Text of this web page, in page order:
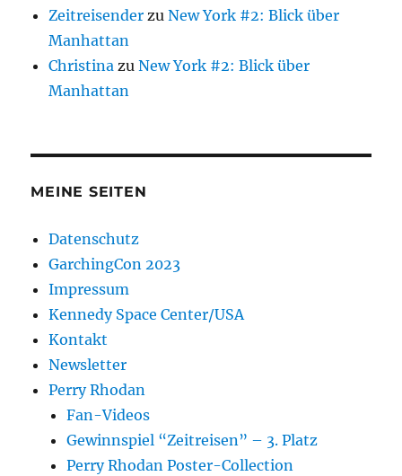
Zeitreisender zuNew York #2: Blick über
Manhattan
Christina zuNew York #2: Blick über
Manhattan
MEINE SEITEN
Datenschutz
GarchingCon 2023
Impressum
Kennedy Space Center/USA
Kontakt
Newsletter
Perry Rhodan
Fan-Videos
Gewinnspiel “Zeitreisen” – 3. Platz
Perry Rhodan Poster-Collection